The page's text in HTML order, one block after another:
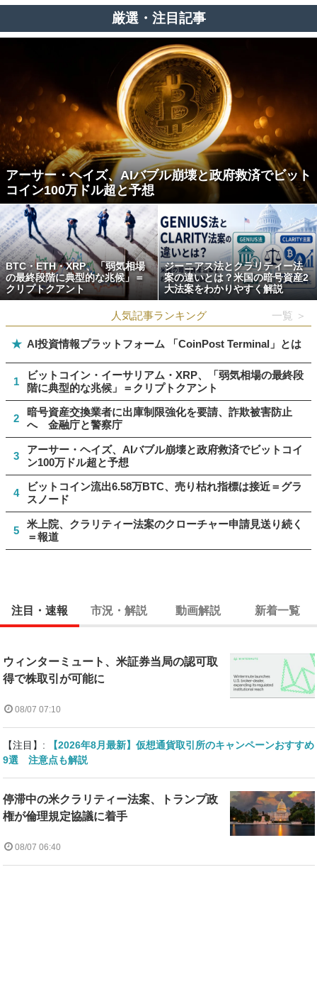
厳選・注目記事
アーサー・ヘイズ、AIバブル崩壊と政府救済でビット
コイン100万ドル超と予想
BTC・ETH・XRP、「弱気相場
の最終段階に典型的な兆候」＝
クリプトクアント
ジーニアス法とクラリティー法
案の違いとは？米国の暗号資産2
大法案をわかりやすく解説
人気記事ランキング 一覧 ＞
★ AI投資情報プラットフォーム 「CoinPost Terminal」とは
1
ビットコイン・イーサリアム・XRP、「弱気相場の最終段
階に典型的な兆候」＝クリプトクアント
2
暗号資産交換業者に出庫制限強化を要請、詐欺被害防止
へ 金融庁と警察庁
3
アーサー・ヘイズ、AIバブル崩壊と政府救済でビットコイ
ン100万ドル超と予想
4
ビットコイン流出6.58万BTC、売り枯れ指標は接近＝グラ
スノード
5
米上院、クラリティー法案のクローチャー申請見送り続く
＝報道
注目・速報 市況・解説 動画解説 新着一覧
ウィンターミュート、米証券当局の認可取
得で株取引が可能に
08/07 07:10
【注目】:
【2026年8月最新】仮想通貨取引所のキャンペーンおすすめ
9選 注意点も解説
停滞中の米クラリティー法案、トランプ政
権が倫理規定協議に着手
08/07 06:40